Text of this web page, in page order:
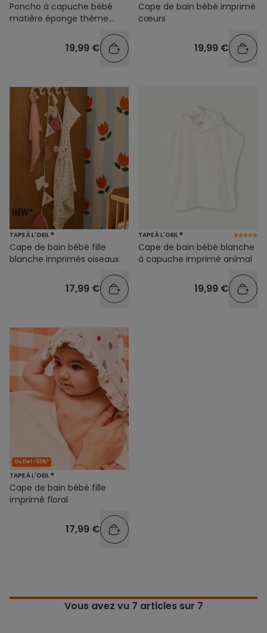
Poncho à capuche bébé
matière éponge thème
19,99 €
Cape de bain bébé imprimé
cœurs
19,99 €
TAPE À L'OEIL ®
Cape de bain bébé fille
blanche imprimés oiseaux
17,99 €
TAPE À L'OEIL ®
Cape de bain bébé blanche
à capuche imprimé animal
19,99 €
Outlet -50%*
TAPE À L'OEIL ®
Cape de bain bébé fille
imprimé floral
17,99 €
Vous avez vu 7 articles sur 7